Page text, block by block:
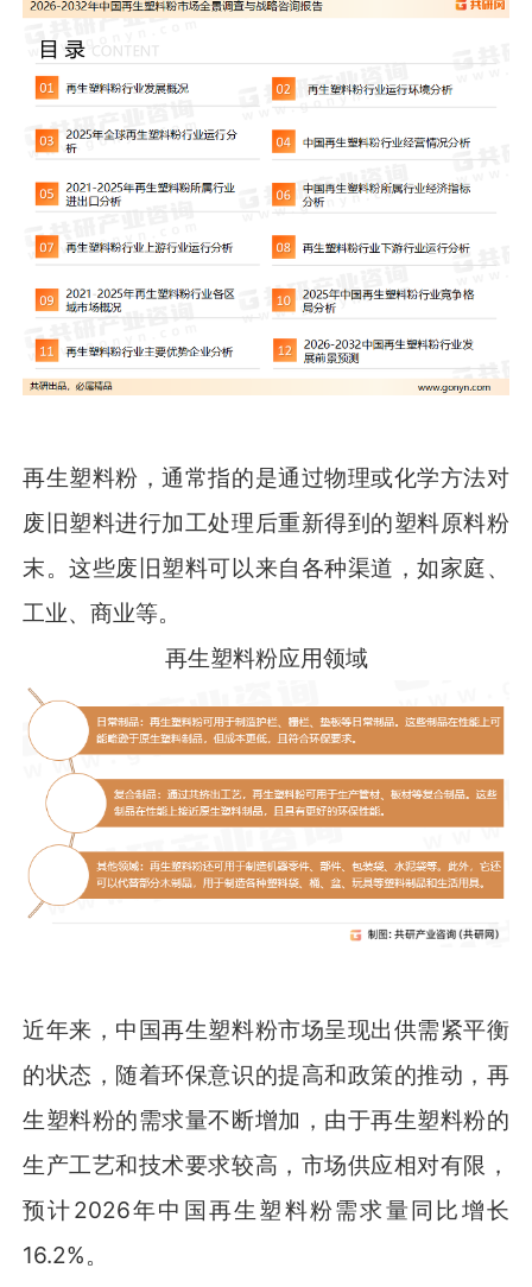
再生塑料粉，通常指的是通过物理或化学方法对
废旧塑料进行加工处理后重新得到的塑料原料粉
末。这些废旧塑料可以来自各种渠道，如家庭、
工业、商业等。
再生塑料粉应用领域
近年来，中国再生塑料粉市场呈现出供需紧平衡
的状态，随着环保意识的提高和政策的推动，再
生塑料粉的需求量不断增加，由于再生塑料粉的
生产工艺和技术要求较高，市场供应相对有限，
预计2026年中国再生塑料粉需求量同比增长
16.2%。